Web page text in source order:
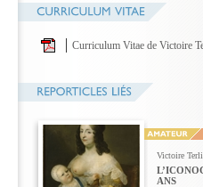
Curriculum Vitae de Victoire
Victoire
ANS